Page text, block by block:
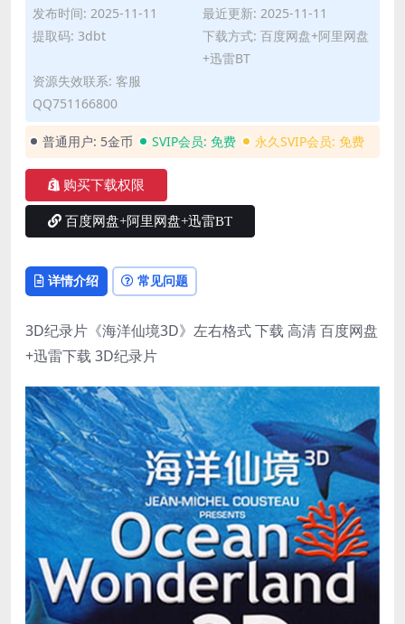
发布时间: 2025-11-11
最近更新: 2025-11-11
提取码: 3dbt
下载方式: 百度网盘+阿里网盘
+迅雷BT
资源失效联系: 客服
QQ751166800
普通用户: 5金币 SVIP会员: 免费 永久SVIP会员: 免费
购买下载权限
百度网盘+阿里网盘+迅雷BT
详情介绍 常见问题
3D纪录片《海洋仙境3D》左右格式 下载 高清 百度网盘
+迅雷下载 3D纪录片